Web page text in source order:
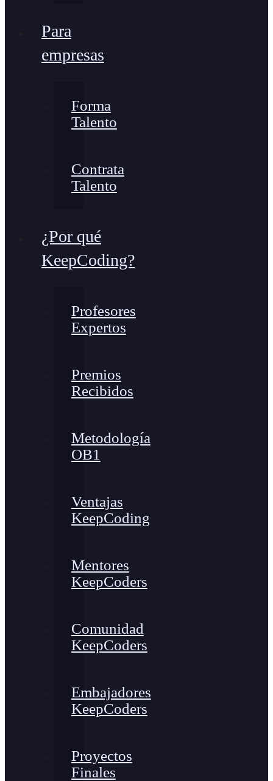
Para
empresas
Forma
Talento
Contrata
Talento
¿Por qué
KeepCoding?
Profesores
Expertos
Premios
Recibidos
Metodología
OB1
Ventajas
KeepCoding
Mentores
KeepCoders
Comunidad
KeepCoders
Embajadores
KeepCoders
Proyectos
Finales